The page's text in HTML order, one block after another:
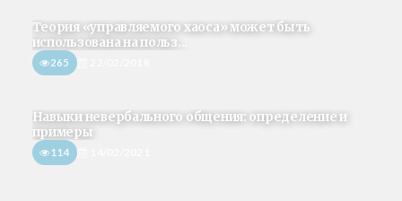
Теория «управляемого хаоса» может быть
использована на польз...
265
Навыки невербального общения: определение и
примеры
114